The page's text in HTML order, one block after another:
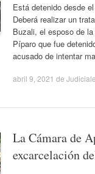
Está detenido desde
Deberá realizar un
Buzali, el esposo de
Píparo que fue
acusado de intentar
abril 9, 2021 de
La Cámara de
excarcelación